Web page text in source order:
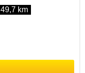
49,7 km